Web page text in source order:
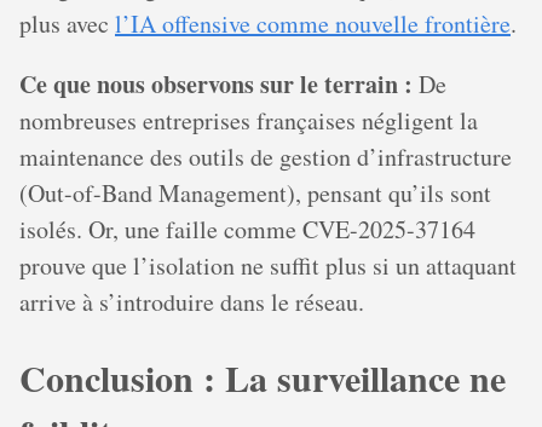
plus avec l’IA offensive comme nouvelle frontière.
Ce que nous observons sur le terrain : De
nombreuses entreprises françaises négligent la
maintenance des outils de gestion d’infrastructure
(Out-of-Band Management), pensant qu’ils sont
isolés. Or, une faille comme CVE-2025-37164
prouve que l’isolation ne suffit plus si un attaquant
arrive à s’introduire dans le réseau.
Conclusion : La surveillance ne